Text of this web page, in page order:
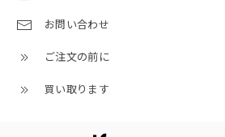
お問い合わせ
ご注文の前に
買い取ります